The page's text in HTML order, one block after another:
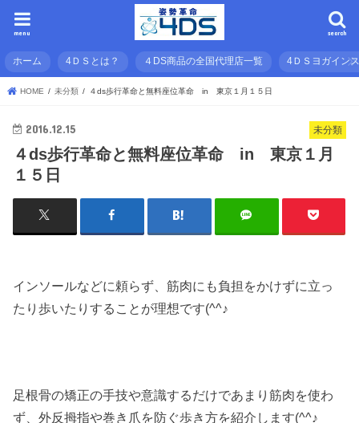
search
menu
ホーム 4ＤＳとは？ ４DS商品の全国代理店一覧 4ＤＳヨガイン
HOME 未分類 ４ds歩行革命と無料座位革命 in 東京１月１５日
未分類
2016.12.15
４ds歩行革命と無料座位革命 in 東京１月
１５日
インソールなどに頼らず、筋肉にも負担をかけずに立っ
たり歩いたりすることが理想です(^^♪
足根骨の矯正の手技や意識するだけであまり筋肉を使わ
ず、外反拇指や巻き爪を防ぐ歩き方を紹介します(^^♪